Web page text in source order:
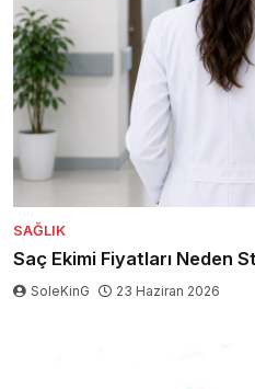
SAĞLIK
Saç Ekimi Fiyatları Neden
SoleKinG 23 Haziran 2026